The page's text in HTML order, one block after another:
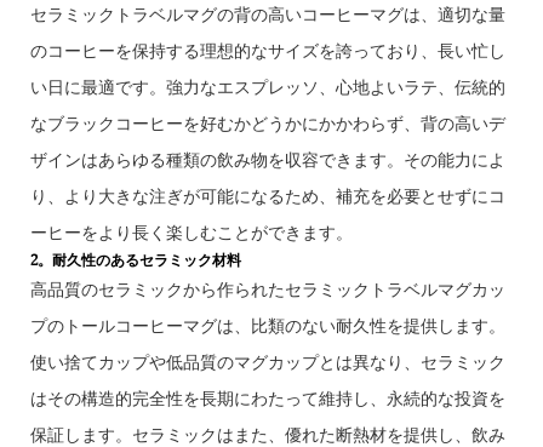
セラミックトラベルマグの背の高いコーヒーマグは、適切な量
のコーヒーを保持する理想的なサイズを誇っており、長い忙し
い日に最適です。強力なエスプレッソ、心地よいラテ、伝統的
なブラックコーヒーを好むかどうかにかかわらず、背の高いデ
ザインはあらゆる種類の飲み物を収容できます。その能力によ
り、より大きな注ぎが可能になるため、補充を必要とせずにコ
ーヒーをより長く楽しむことができます。
2。耐久性のあるセラミック材料
高品質のセラミックから作られたセラミックトラベルマグカッ
プのトールコーヒーマグは、比類のない耐久性を提供します。
使い捨てカップや低品質のマグカップとは異なり、セラミック
はその構造的完全性を長期にわたって維持し、永続的な投資を
保証します。セラミックはまた、優れた断熱材を提供し、飲み